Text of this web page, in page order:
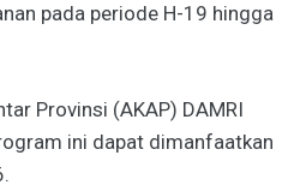
pada periode H-19 hingga
Provinsi (AKAP) DAMRI
ini dapat dimanfaatkan